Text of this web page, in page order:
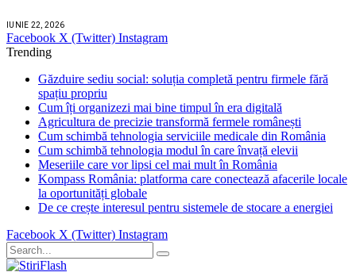
IUNIE 22, 2026
Facebook X (Twitter) Instagram
Trending
Găzduire sediu social: soluția completă pentru firmele fără
spațiu propriu
Cum îți organizezi mai bine timpul în era digitală
Agricultura de precizie transformă fermele românești
Cum schimbă tehnologia serviciile medicale din România
Cum schimbă tehnologia modul în care învață elevii
Meseriile care vor lipsi cel mai mult în România
Kompass România: platforma care conectează afacerile locale
la oportunități globale
De ce crește interesul pentru sistemele de stocare a energiei
Facebook X (Twitter) Instagram